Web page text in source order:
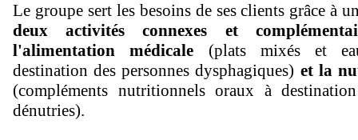
Le groupe sert les besoins de ses clients grâce à
deux activités connexes et
l'alimentation
médicale (plats mixés et
destination des personnes dysphagiques) et la
(compléments nutritionnels oraux à
dénutries).